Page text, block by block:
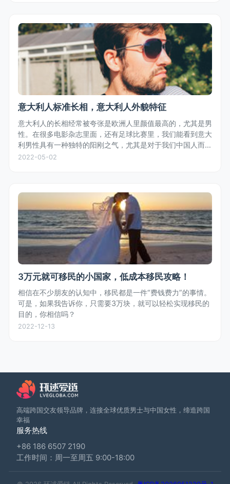
意大利人标准长相，意大利人外貌特征
意大利人的长相经常被夸张是欧洲人里颜值最高的，尤其是男
性。在很多电影杂志里面，还有足球比赛里，我们能看到意大
利男性具有一种独特的阳刚之气，尤其是对于我们中国人而
言，五官轮廓鲜明，体型匀称，白种人的白皙皮肤，偏深色的
2022-05-02
3万元就可移民的小国家，低成本移民攻略！
相信在不少朋友的认知中，移民都是一件“费钱费力”的事情。
可是，如果我告诉你，只需要3万块，就可以轻松实现移民的
目的，你相信吗？
2022-12-13
高端跨国交友领导品牌，连接全球优质男士与中国女性，缔造跨国
幸福
服务热线
+86 186 6507 2190
工作时间：周一至周五 9:00-18:00